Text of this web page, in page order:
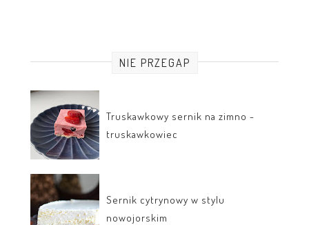
NIE PRZEGAP
Truskawkowy sernik na zimno -
truskawkowiec
Sernik cytrynowy w stylu
nowojorskim